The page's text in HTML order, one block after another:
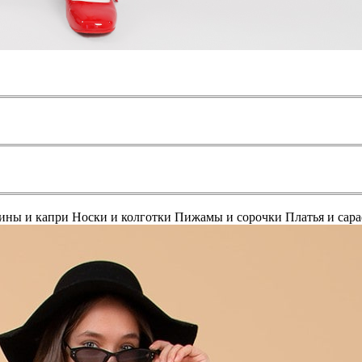
и капри Носки и колготки Пижамы и сорочки Платья и